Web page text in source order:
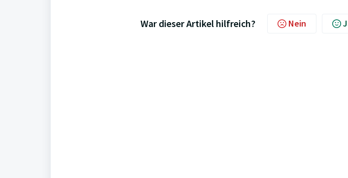
War dieser Artikel hilfreich? Nein